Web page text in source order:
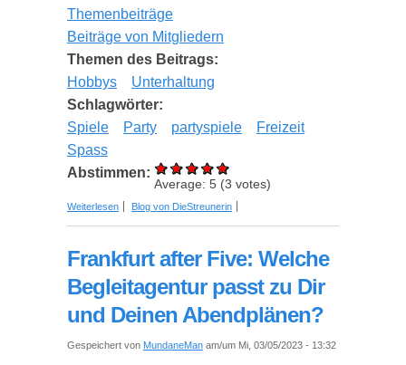
Themenbeiträge
Beiträge von Mitgliedern
Themen des Beitrags:
Hobbys
Unterhaltung
Schlagwörter:
Spiele
Party partyspiele
Freizeit
Spass
Abstimmen:
Average: 5 (3 votes)
Weiterlesen über Lustige Partyspiele: 5 Vorschläge für Spaß
Blog von DieStreunerin
Frankfurt after Five: Welche
Begleitagentur passt zu Dir
und Deinen Abendplänen?
Gespeichert von MundaneMan am/um Mi, 03/05/2023 - 13:32